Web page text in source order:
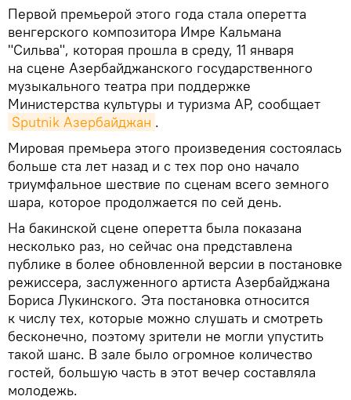
Первой премьерой этого года стала оперетта
венгерского композитора Имре Кальмана
"Сильва", которая прошла в среду, 11 января
на сцене Азербайджанского государственного
музыкального театра при поддержке
Министерства культуры и туризма АР, сообщает
Sputnik Азербайджан .
Мировая премьера этого произведения состоялась
больше ста лет назад и с тех пор оно начало
триумфальное шествие по сценам всего земного
шара, которое продолжается по сей день.
На бакинской сцене оперетта была показана
несколько раз, но сейчас она представлена
публике в более обновленной версии в постановке
режиссера, заслуженного артиста Азербайджана
Бориса Лукинского. Эта постановка относится
к числу тех, которые можно слушать и смотреть
бесконечно, поэтому зрители не могли упустить
такой шанс. В зале было огромное количество
гостей, большую часть в этот вечер составляла
молодежь.